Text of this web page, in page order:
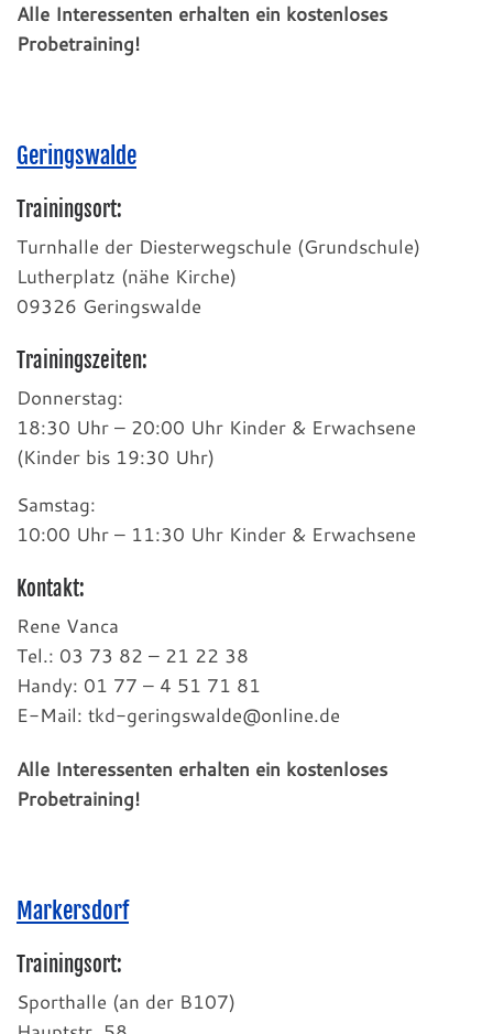
Alle Interessenten erhalten ein kostenloses
Probetraining!
Geringswalde
Trainingsort:
Turnhalle der Diesterwegschule (Grundschule)
Lutherplatz (nähe Kirche)
09326 Geringswalde
Trainingszeiten:
Donnerstag:
18:30 Uhr – 20:00 Uhr Kinder & Erwachsene
(Kinder bis 19:30 Uhr)
Samstag:
10:00 Uhr – 11:30 Uhr Kinder & Erwachsene
Kontakt:
Rene Vanca
Tel.: 03 73 82 – 21 22 38
Handy: 01 77 – 4 51 71 81
E-Mail: tkd-geringswalde@online.de
Alle Interessenten erhalten ein kostenloses
Probetraining!
Markersdorf
Trainingsort:
Sporthalle (an der B107)